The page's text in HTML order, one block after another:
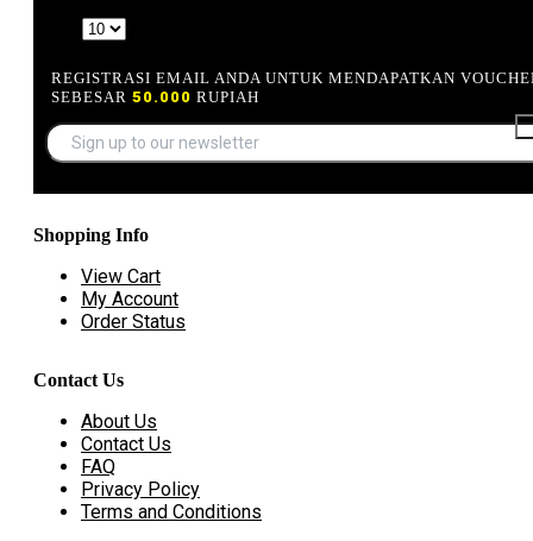
REGISTRASI EMAIL ANDA UNTUK MENDAPATKAN
SEBESAR 50.000 RUPIAH
Shopping Info
View Cart
My Account
Order Status
Contact Us
About Us
Contact Us
FAQ
Privacy Policy
Terms and Conditions